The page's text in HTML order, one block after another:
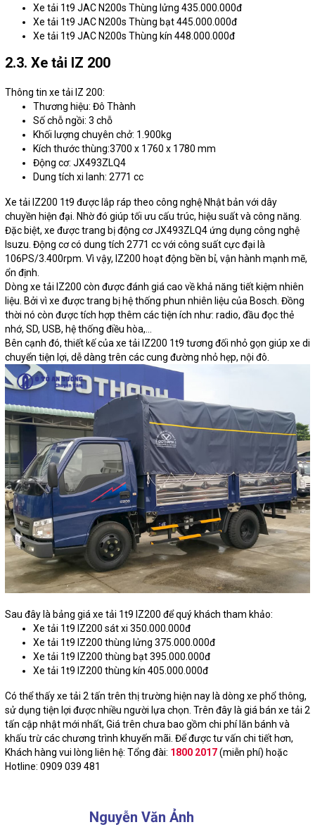
Xe tải 1t9 JAC N200s Thùng lửng 435.000.000đ
Xe tải 1t9 JAC N200s Thùng bạt 445.000.000đ
Xe tải 1t9 JAC N200s Thùng kín 448.000.000đ
2.3. Xe tải IZ 200
Thông tin xe tải IZ 200:
Thương hiệu: Đô Thành
Số chỗ ngồi: 3 chỗ
Khối lượng chuyên chở: 1.900kg
Kích thước thùng:3700 x 1760 x 1780 mm
Động cơ: JX493ZLQ4
Dung tích xi lanh: 2771 cc
Xe tải IZ200 1t9 được lắp ráp theo công nghệ Nhật bản với dây
chuyền hiện đại. Nhờ đó giúp tối ưu cấu trúc, hiệu suất và công năng.
Đặc biệt, xe được trang bị động cơ JX493ZLQ4 ứng dụng công nghệ
Isuzu. Động cơ có dung tích 2771 cc với công suất cực đại là
106PS/3.400rpm. Vì vậy, IZ200 hoạt động bền bỉ, vận hành mạnh mẽ,
ổn định.
Dòng xe tải IZ200 còn được đánh giá cao về khả năng tiết kiệm nhiên
liệu. Bởi vì xe được trang bị hệ thống phun nhiên liệu của Bosch. Đồng
thời nó còn được tích hợp thêm các tiện ích như: radio, đầu đọc thẻ
nhớ, SD, USB, hệ thống điều hòa,...
Bên cạnh đó, thiết kế của xe tải IZ200 1t9 tương đối nhỏ gọn giúp xe di
chuyển tiện lợi, dễ dàng trên các cung đường nhỏ hẹp, nội đô.
Sau đây là bảng giá xe tải 1t9 IZ200 để quý khách tham khảo:
Xe tải 1t9 IZ200 sát xi 350.000.000đ
Xe tải 1t9 IZ200 thùng lửng 375.000.000đ
Xe tải 1t9 IZ200 thùng bạt 395.000.000đ
Xe tải 1t9 IZ200 thùng kín 405.000.000đ
Có thể thấy xe tải 2 tấn trên thị trường hiện nay là dòng xe phổ thông,
sử dụng tiện lợi được nhiều người lựa chọn. Trên đây là giá bán xe tải 2
tấn cập nhật mới nhất, Giá trên chưa bao gồm chi phí lăn bánh và
khấu trừ các chương trình khuyến mãi. Để được tư vấn chi tiết hơn,
Khách hàng vui lòng liên hệ: Tổng đài: 1800 2017(miễn phí) hoặc
Hotline: 0909 039 481
Nguyễn Văn Ảnh